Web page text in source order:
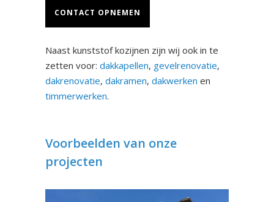
CONTACT OPNEMEN
Naast kunststof kozijnen zijn wij ook in te
zetten voor: dakkapellen, gevelrenovatie,
dakrenovatie, dakramen, dakwerken en
timmerwerken.
Voorbeelden van onze
projecten